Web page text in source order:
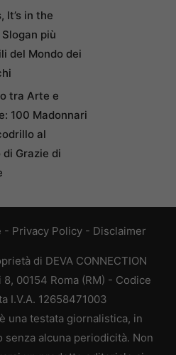
It’s in the
Slogan più
del Mondo dei
tra Arte e
100 Madonnari
al
Grazie di
- Privacy Policy - Disclaimer
di DEVA CONNECTION
00154 Roma (RM) - Codice
I.V.A. 12658471003
una testata giornalistica, in
senza alcuna periodicità. Non